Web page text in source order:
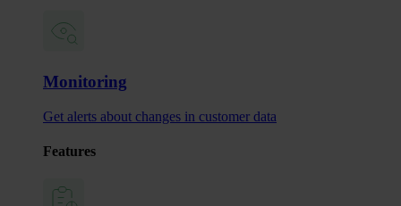
Monitoring
Get alerts about changes in customer data
Features